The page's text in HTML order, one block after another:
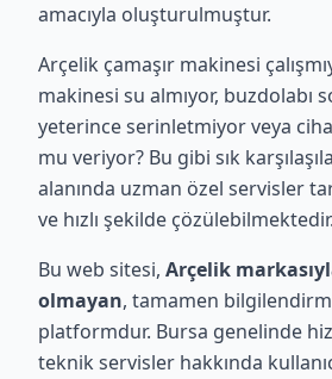
amacıyla oluşturulmuştur.
Arçelik çamaşır makinesi
makinesi su almıyor, buzdolabı
yeterince serinletmiyor veya
mu veriyor? Bu gibi sık
alanında uzman özel servisler
ve hızlı şekilde çözülebilmektedir.
Bu web sitesi, Arçelik
olmayan, tamamen
platformdur. Bursa genelinde
teknik servisler hakkında